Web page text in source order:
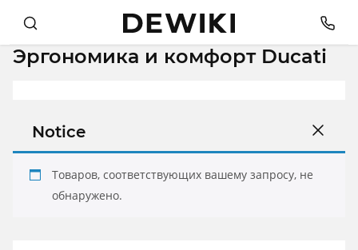
Эргономика и комфорт Ducati
Notice
Товаров, соответствующих вашему запросу, не
обнаружено.